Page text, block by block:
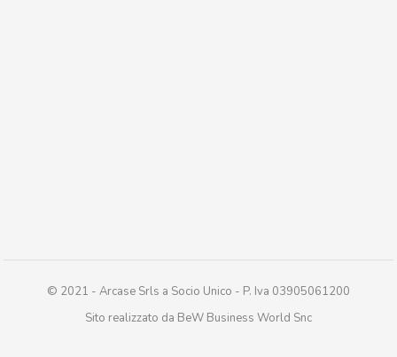
© 2021 - Arcase Srls a Socio Unico - P. Iva 03905061200
Sito realizzato da BeW Business World Snc